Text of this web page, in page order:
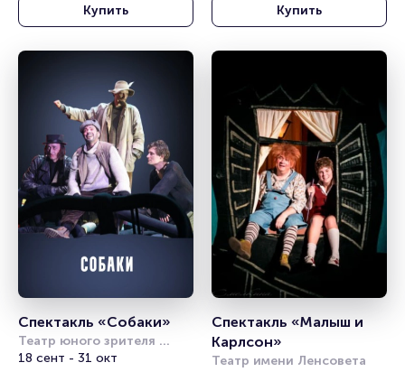
Купить Купить
Спектакль «Собаки»
Театр юного зрителя
имени А.А. Брянцева
18 сент - 31 окт
Спектакль «Малыш и
Карлсон»
Театр имени Ленсовета